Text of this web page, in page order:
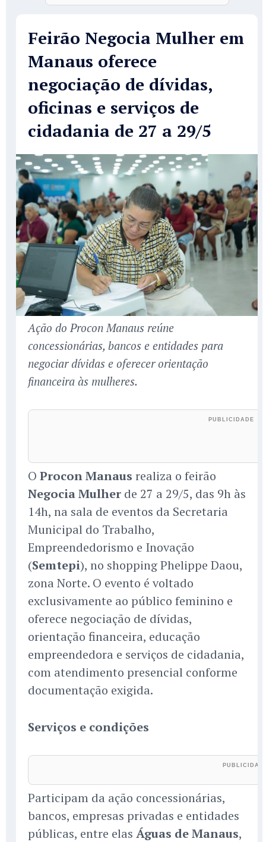
Feirão Negocia Mulher em
Manaus oferece
negociação de dívidas,
oficinas e serviços de
cidadania de 27 a 29/5
Ação do Procon Manaus reúne
concessionárias, bancos e entidades para
negociar dívidas e oferecer orientação
financeira às mulheres.
O Procon Manaus realiza o feirão
Negocia Mulher de 27 a 29/5, das 9h às
14h, na sala de eventos da Secretaria
Municipal do Trabalho,
Empreendedorismo e Inovação
(Semtepi), no shopping Phelippe Daou,
zona Norte. O evento é voltado
exclusivamente ao público feminino e
oferece negociação de dívidas,
orientação financeira, educação
empreendedora e serviços de cidadania,
com atendimento presencial conforme
documentação exigida.
Serviços e condições
Participam da ação concessionárias,
bancos, empresas privadas e entidades
públicas, entre elas Águas de Manaus,